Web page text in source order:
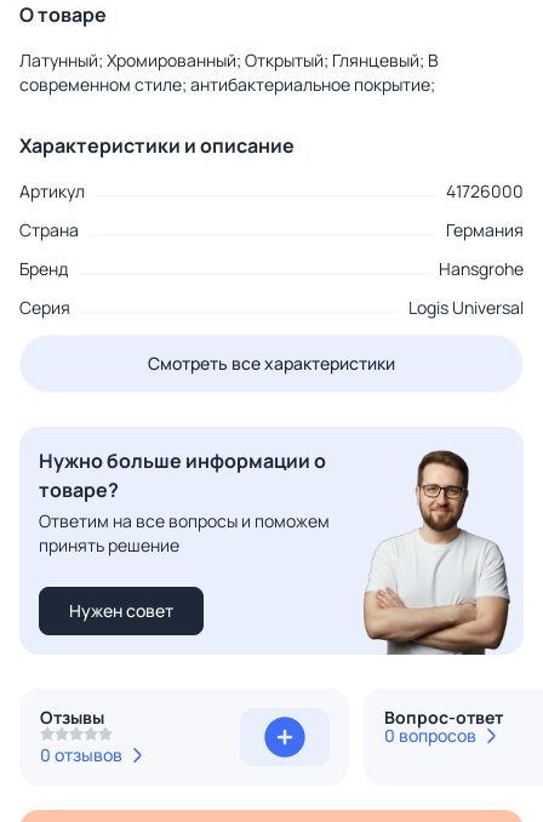
О товаре
Латунный; Хромированный; Открытый; Глянцевый; В
современном стиле; антибактериальное покрытие;
Характеристики и описание
Артикул
41726000
Страна
Германия
Бренд
Hansgrohe
Серия
Logis Universal
Смотреть все характеристики
Нужно больше информации о
товаре?
Ответим на все вопросы и поможем
принять решение
Нужен совет
Отзывы
0 отзывов
Вопрос-ответ
0 вопросов